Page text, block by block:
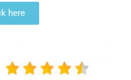
here